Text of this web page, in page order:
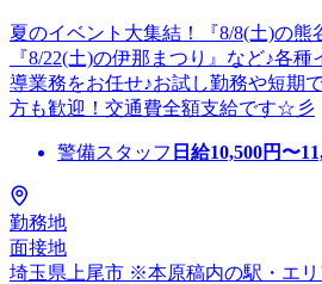
夏のイベント大集結！『8/8(土)の熊
『8/22(土)の伊那まつり』など♪各
導業務をお任せ♪お試し勤務や短期
方も歓迎！交通費全額支給です☆彡
警備スタッフ 日給10,500円〜
勤務地
面接地
埼玉県上尾市 ※本原稿内の駅・エ